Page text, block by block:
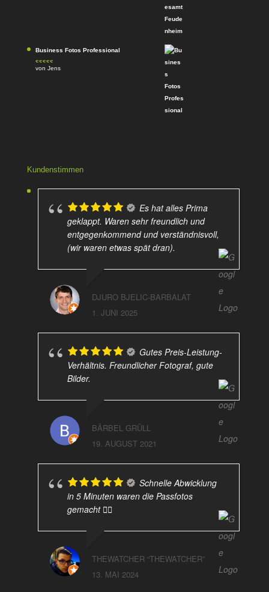
Business Fotos Professional
Bewertet mit
von Jens
Kundenstimmen
Es hat alles Prima
geklappt. Waren sehr freundlich und
entgegenkommend und verständnisvoll,
(wir waren etwas spät dran).
DJURO BJELIC-BARBALAT
1. JUNI 2025
Gutes Preis-Leistung-
Verhältnis. Freundlicher Fotograf, gute
Bilder.
BÄRBEL GRÜLL
19. AUGUST 2021
Schnelle Abwicklung
in 5 Minuten waren die Passfotos
gemacht 👍🏻
THEWATCHER “THEWATCHER”
13. MAI 2024